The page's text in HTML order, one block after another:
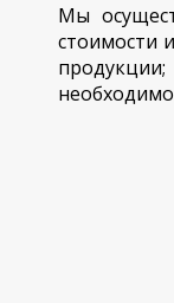
Мы
стоимости